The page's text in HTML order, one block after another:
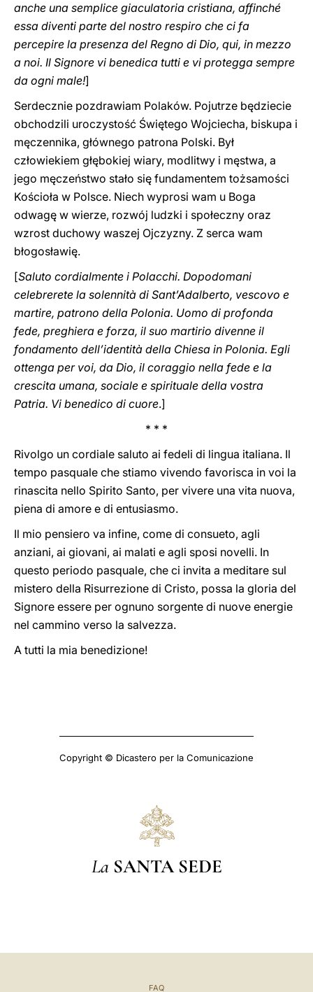
anche una semplice giaculatoria cristiana, affinché
essa diventi parte del nostro respiro che ci fa
percepire la presenza del Regno di Dio, qui, in mezzo
a noi. Il Signore vi benedica tutti e vi protegga ‎sempre
da ogni male‎‎‎‏!]
Serdecznie pozdrawiam Polaków. Pojutrze będziecie
obchodzili uroczystość Świętego Wojciecha, biskupa i
męczennika, głównego patrona Polski. Był
człowiekiem głębokiej wiary, modlitwy i męstwa, a
jego męczeństwo stało się fundamentem tożsamości
Kościoła w Polsce. Niech wyprosi wam u Boga
odwagę w wierze, rozwój ludzki i społeczny oraz
wzrost duchowy waszej Ojczyzny. Z serca wam
błogosławię.
[Saluto cordialmente i Polacchi. Dopodomani
celebrerete la solennità di Sant’Adalberto, vescovo e
martire, patrono della Polonia. Uomo di profonda
fede, preghiera e forza, il suo martirio divenne il
fondamento dell’identità della Chiesa in Polonia. Egli
ottenga per voi, da Dio, il coraggio nella fede e la
crescita umana, sociale e spirituale della vostra
Patria. Vi benedico di cuore.]
* * *
Rivolgo un cordiale saluto ai fedeli di lingua italiana. Il
tempo pasquale che stiamo vivendo favorisca in voi la
rinascita nello Spirito Santo, per vivere una vita nuova,
piena di amore e di entusiasmo.
Il mio pensiero va infine, come di consueto, agli
anziani, ai giovani, ai malati e agli sposi novelli. In
questo periodo pasquale, che ci invita a meditare sul
mistero della Risurrezione di Cristo, possa la gloria del
Signore essere per ognuno sorgente di nuove energie
nel cammino verso la salvezza.
A tutti la mia benedizione!
Copyright © Dicastero per la Comunicazione
La SANTA SEDE
FAQ